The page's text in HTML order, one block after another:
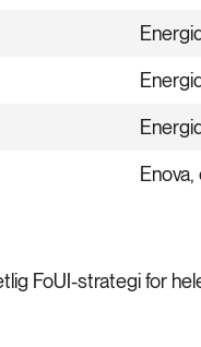
FoUI-strategi for